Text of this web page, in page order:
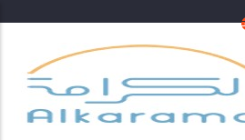
contenu
principal